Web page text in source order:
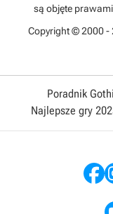
są objęte
Copyright © 2000 -
Poradnik
Najlepsze gry